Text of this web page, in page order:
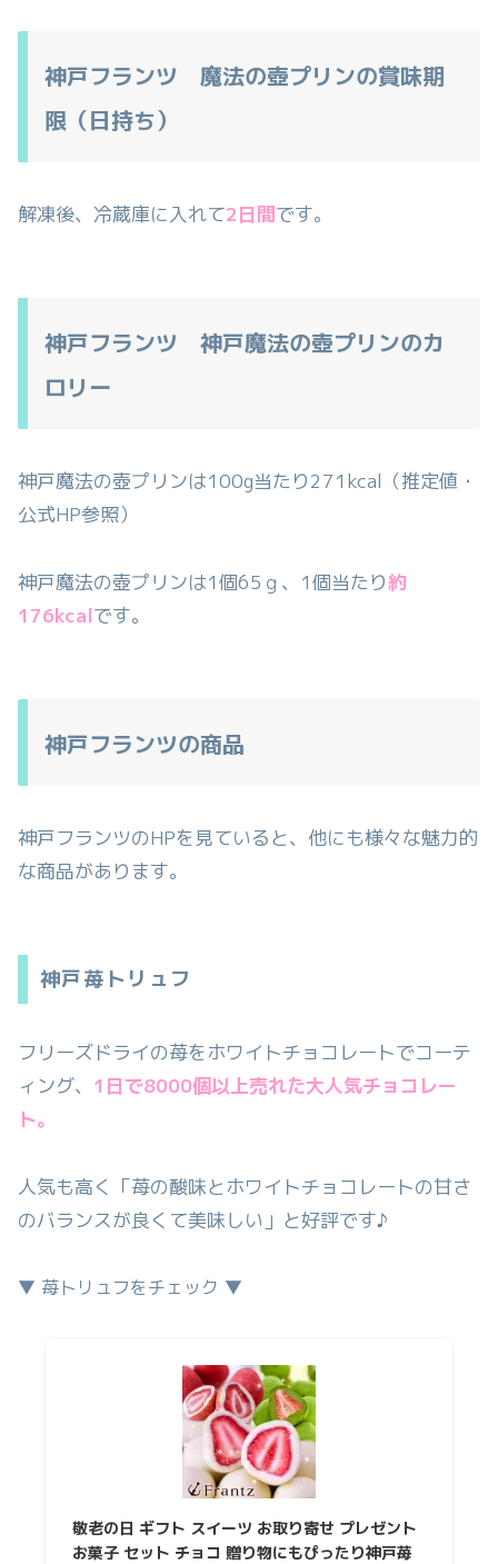
神戸フランツ 魔法の壺プリンの賞味期
限（日持ち）
解凍後、冷蔵庫に入れて2日間です。
神戸フランツ 神戸魔法の壺プリンのカ
ロリー
神戸魔法の壺プリンは100g当たり271kcal（推定値・
公式HP参照）
神戸魔法の壺プリンは1個65ｇ、1個当たり約
176kcalです。
神戸フランツの商品
神戸フランツのHPを見ていると、他にも様々な魅力的
な商品があります。
神戸苺トリュフ
フリーズドライの苺をホワイトチョコレートでコーテ
ィング、 1日で8000個以上売れた大人気チョコレー
ト。
人気も高く「苺の酸味とホワイトチョコレートの甘さ
のバランスが良くて美味しい」と好評です♪
▼ 苺トリュフをチェック ▼
敬老の日 ギフト スイーツ お取り寄せ プレゼント
お菓子 セット チョコ 贈り物にもぴったり神戸苺